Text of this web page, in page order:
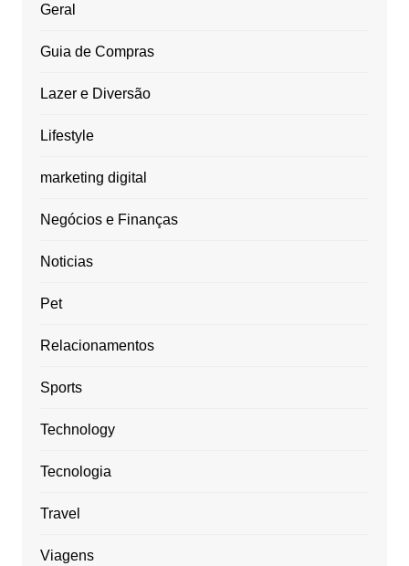
Geral
Guia de Compras
Lazer e Diversão
Lifestyle
marketing digital
Negócios e Finanças
Noticias
Pet
Relacionamentos
Sports
Technology
Tecnologia
Travel
Viagens